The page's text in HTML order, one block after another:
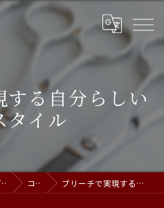
する自分らしい
タイル
コラム ブリーチで実現する自分らしいヘアスタイル